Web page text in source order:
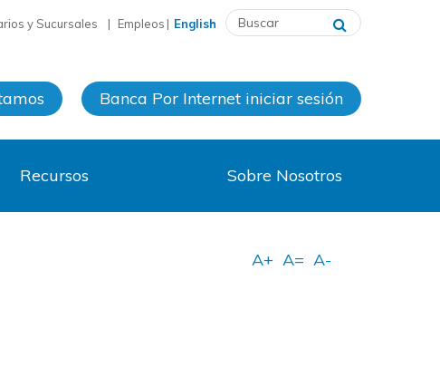
| English
y Sucursales | Empleos
Banca Por Internet iniciar sesión
Recursos Sobre Nosotros